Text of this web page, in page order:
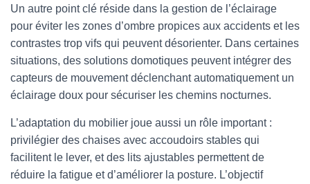
Un autre point clé réside dans la gestion de l’éclairage
pour éviter les zones d’ombre propices aux accidents et les
contrastes trop vifs qui peuvent désorienter. Dans certaines
situations, des solutions domotiques peuvent intégrer des
capteurs de mouvement déclenchant automatiquement un
éclairage doux pour sécuriser les chemins nocturnes.
L’adaptation du mobilier joue aussi un rôle important :
privilégier des chaises avec accoudoirs stables qui
facilitent le lever, et des lits ajustables permettent de
réduire la fatigue et d’améliorer la posture. L’objectif